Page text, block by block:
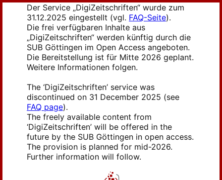
Der Service „DigiZeitschriften“ wurde zum
31.12.2025 eingestellt (vgl. FAQ-Seite).
Die frei verfügbaren Inhalte aus
„DigiZeitschriften“ werden künftig durch die
SUB Göttingen im Open Access angeboten.
Die Bereitstellung ist für Mitte 2026 geplant.
Weitere Informationen folgen.
The ‘DigiZeitschriften’ service was
discontinued on 31 December 2025 (see
FAQ page).
The freely available content from
‘DigiZeitschriften’ will be offered in the
future by the SUB Göttingen in open access.
The provision is planned for mid-2026.
Further information will follow.